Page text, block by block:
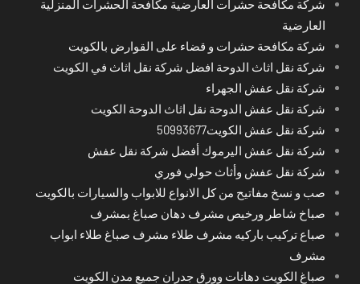
شركة مكافحة حشرات العارضية مكافحة الحشرات المنزلية
العارضية
شركة مكافحة حشرات و قضاء على القوارض بالكويت
شركة نقل اثاث الدوحة افضل شركة نقل اثاث في الكويت
شركة نقل عفش الجهراء
شركة نقل عفش الدوحة نقل اثاث الدوحة الكويت
شركة نقل عفش الكويت50993677
شركة نقل عفش اليرموك أفضل شركة نقل عفش
شركة نقل عفش وأثاث حولي فوري
صب و نسخ مفاتيح من كل الانواع للابواب والسيارات بالكويت
صباخ شاطر ورخيص مشرف دهان صباغ بمشرف
صباع تركيب باركيه مشرف طلاء مشرف صباغ طلاء ابواب
مشرف
صباغ الكويت دهانات وورق جدران جميع مدن الكويت